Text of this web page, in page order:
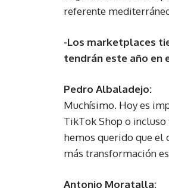
referente
-Los marketplaces
tendrán este año en
Pedro Albaladejo:
Muchísimo. Hoy es
TikTok Shop o
hemos querido que el
más transformación
Antonio Moratalla: